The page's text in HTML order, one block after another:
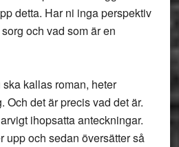
detta. Har ni inga perspektiv
och vad som är en
kallas roman, heter
Och det är precis vad det är.
ihopsatta anteckningar.
upp och sedan översätter så